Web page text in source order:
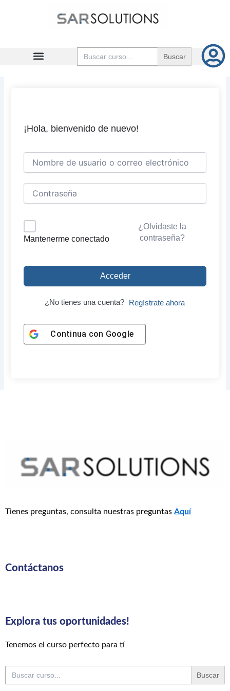
Buscar:
¡Hola, bienvenido de nuevo!
Mantenerme conectado
¿Olvidaste la
contraseña?
Acceder
¿No tienes una cuenta? Regístrate ahora
Continua con Google
Tienes preguntas, consulta nuestras preguntas Aquí
Contáctanos
Explora tus oportunidades!
Tenemos el curso perfecto para tí
Buscar: